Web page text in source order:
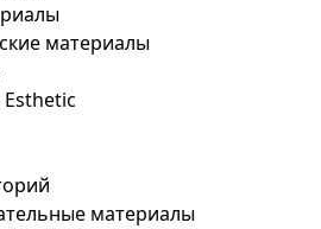
материалы
Esthetic
материалы